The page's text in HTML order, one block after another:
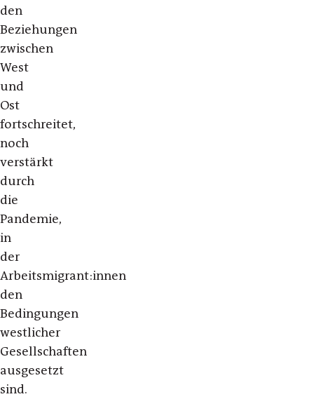
den
Beziehungen
zwischen
West
und
Ost
fortschreitet,
noch
verstärkt
durch
die
Pandemie,
in
der
Arbeitsmigrant:innen
den
Bedingungen
westlicher
Gesellschaften
ausgesetzt
sind.